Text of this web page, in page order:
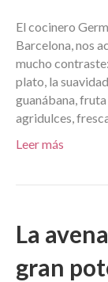
El cocinero
Barcelona, nos
mucho
plato, la
guanábana,
agridulces,
Leer más
La
gran